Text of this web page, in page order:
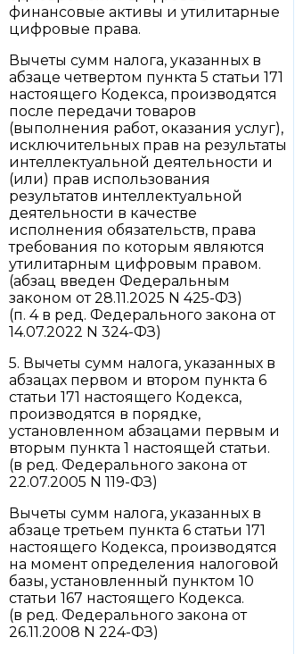
финансовые активы и утилитарные
цифровые права.
Вычеты сумм налога, указанных в
абзаце четвертом пункта 5 статьи 171
настоящего Кодекса, производятся
после передачи товаров
(выполнения работ, оказания услуг),
исключительных прав на результаты
интеллектуальной деятельности и
(или) прав использования
результатов интеллектуальной
деятельности в качестве
исполнения обязательств, права
требования по которым являются
утилитарным цифровым правом.
(абзац введен Федеральным
законом от 28.11.2025 N 425-ФЗ)
(п. 4 в ред. Федерального закона от
14.07.2022 N 324-ФЗ)
5. Вычеты сумм налога, указанных в
абзацах первом и втором пункта 6
статьи 171 настоящего Кодекса,
производятся в порядке,
установленном абзацами первым и
вторым пункта 1 настоящей статьи.
(в ред. Федерального закона от
22.07.2005 N 119-ФЗ)
Вычеты сумм налога, указанных в
абзаце третьем пункта 6 статьи 171
настоящего Кодекса, производятся
на момент определения налоговой
базы, установленный пунктом 10
статьи 167 настоящего Кодекса.
(в ред. Федерального закона от
26.11.2008 N 224-ФЗ)